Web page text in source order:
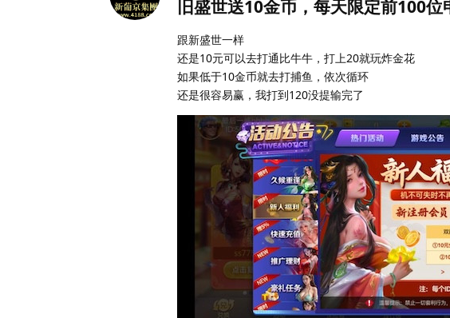
旧盛世送10金币，每天限定前100位
跟新盛世一样
还是10元可以去打通比牛牛，打上20就玩炸金花
如果低于10金币就去打捕鱼，依次循环
还是很容易赢，我打到120没提输完了